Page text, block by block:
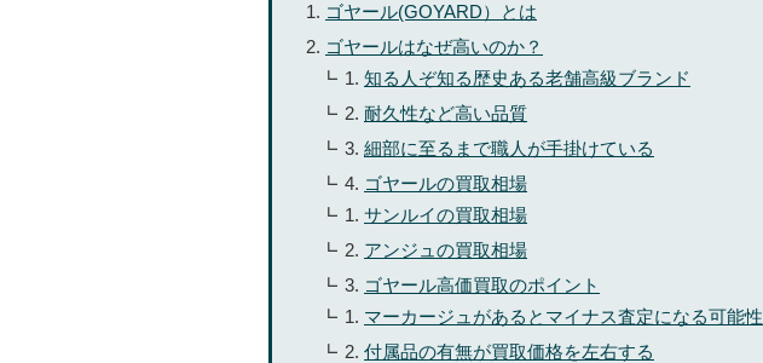
ゴヤール(GOYARD）とは
ゴヤールはなぜ高いのか？
知る人ぞ知る歴史ある老舗高級ブランド
耐久性など高い品質
細部に至るまで職人が手掛けている
ゴヤールの買取相場
サンルイの買取相場
アンジュの買取相場
ゴヤール高価買取のポイント
マーカージュがあるとマイナス査定になる可能性
付属品の有無が買取価格を左右する